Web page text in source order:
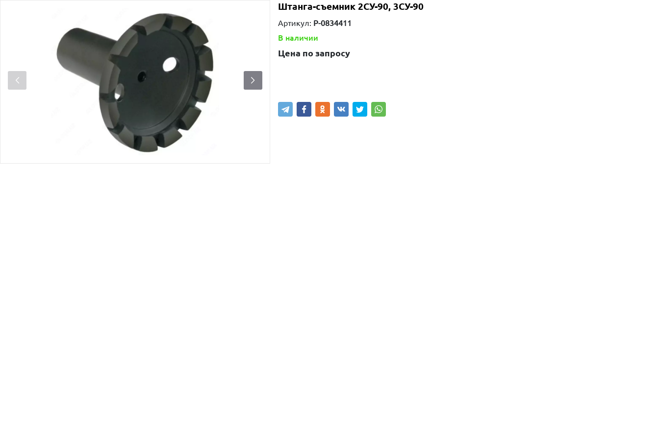
Штанга-съемник 2СУ-90, 3СУ-90
Артикул: P-0834411
В наличии
Цена по запросу